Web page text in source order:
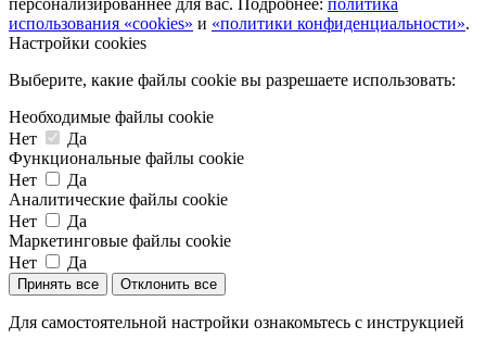
использования «cookies» и «политики конфиденциальности».
Настройки cookies
Выберите, какие файлы cookie вы разрешаете использовать:
Необходимые файлы cookie
Нет
Да
Функциональные файлы cookie
Нет
Да
Аналитические файлы cookie
Нет
Да
Маркетинговые файлы cookie
Нет
Да
Принять все Отклонить все
Для самостоятельной настройки ознакомьтесь с инструкцией